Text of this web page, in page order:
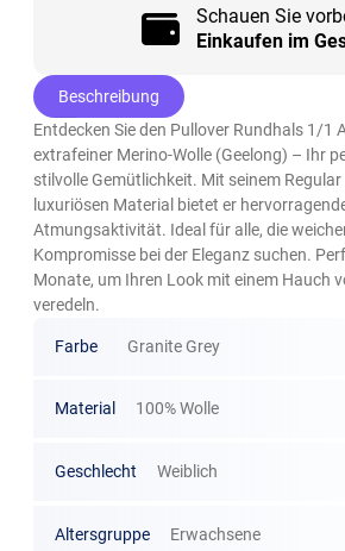
Schauen Sie
Einkaufen im
Beschreibung
Entdecken Sie den Pullover Rundhals 1/1
extrafeiner Merino-Wolle (Geelong) – Ihr
stilvolle Gemütlichkeit. Mit seinem
luxuriösen Material bietet er
Atmungsaktivität. Ideal für alle, die
Kompromisse bei der Eleganz suchen.
Monate, um Ihren Look mit einem Hauch
veredeln.
Farbe Granite Grey
Material 100% Wolle
Geschlecht Weiblich
Altersgruppe Erwachsene